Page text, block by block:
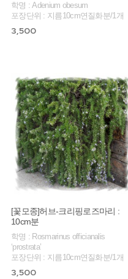
학명 : Adenium obesum
포장단위 : 지름10cm연질화분/1개
3,500
[꽃모종]허브-크리핑로즈마리 :
10cm분
학명 : Rosmarinus officianalis
‘prostrata’
포장단위 : 지름10cm연질화분/1개
3,500